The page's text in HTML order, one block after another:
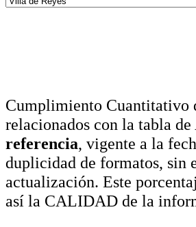
Cumplimiento Cuantitativo
relacionados con la tabla
referencia, vigente a la
duplicidad de formatos, sin
actualización. Este
así la CALIDAD de la